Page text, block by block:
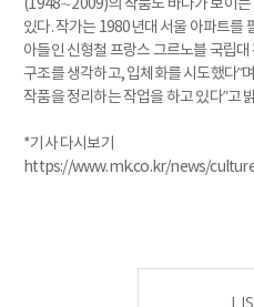
(1948∼2009)의 작품도 바다가 보이는
있다. 작가는 1980년대 서울 아파트를
아들인 신형철 프랑스 그르노블 국립
구조를 생각하고, 입체화를 시도했다”
작품을 정리하는 작업을 하고 있다”고
*기사 다시보기
https://www.mk.co.kr/news/